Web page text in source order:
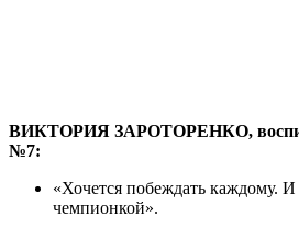
ВИКТОРИЯ ЗАРОТОРЕНКО,
№7:
«Хочется побеждать каждому. И
чемпионкой».